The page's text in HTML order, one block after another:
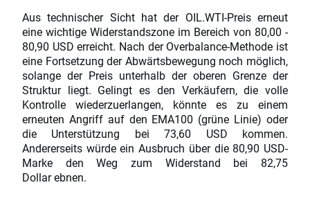
Aus technischer Sicht hat der OIL.WTI-Preis erneut
eine wichtige Widerstandszone im Bereich von 80,00 -
80,90 USD erreicht. Nach der Overbalance-Methode ist
eine Fortsetzung der Abwärtsbewegung noch möglich,
solange der Preis unterhalb der oberen Grenze der
Struktur liegt. Gelingt es den Verkäufern, die volle
Kontrolle wiederzuerlangen, könnte es zu einem
erneuten Angriff auf den EMA100 (grüne Linie) oder
die Unterstützung bei 73,60 USD kommen.
Andererseits würde ein Ausbruch über die 80,90 USD-
Marke den Weg zum Widerstand bei 82,75
Dollar ebnen.